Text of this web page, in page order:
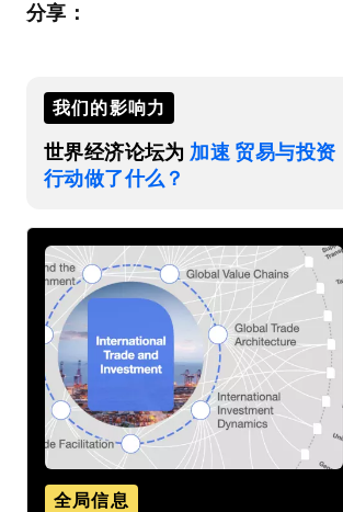
分享：
我们的影响力
世界经济论坛为 加速 贸易与投资
行动做了什么？
全局信息